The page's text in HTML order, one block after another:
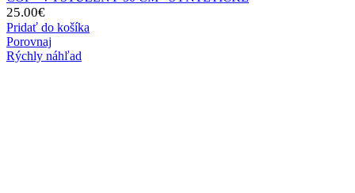
25.00€
Pridať do košíka
Porovnaj
Rýchly náhľad